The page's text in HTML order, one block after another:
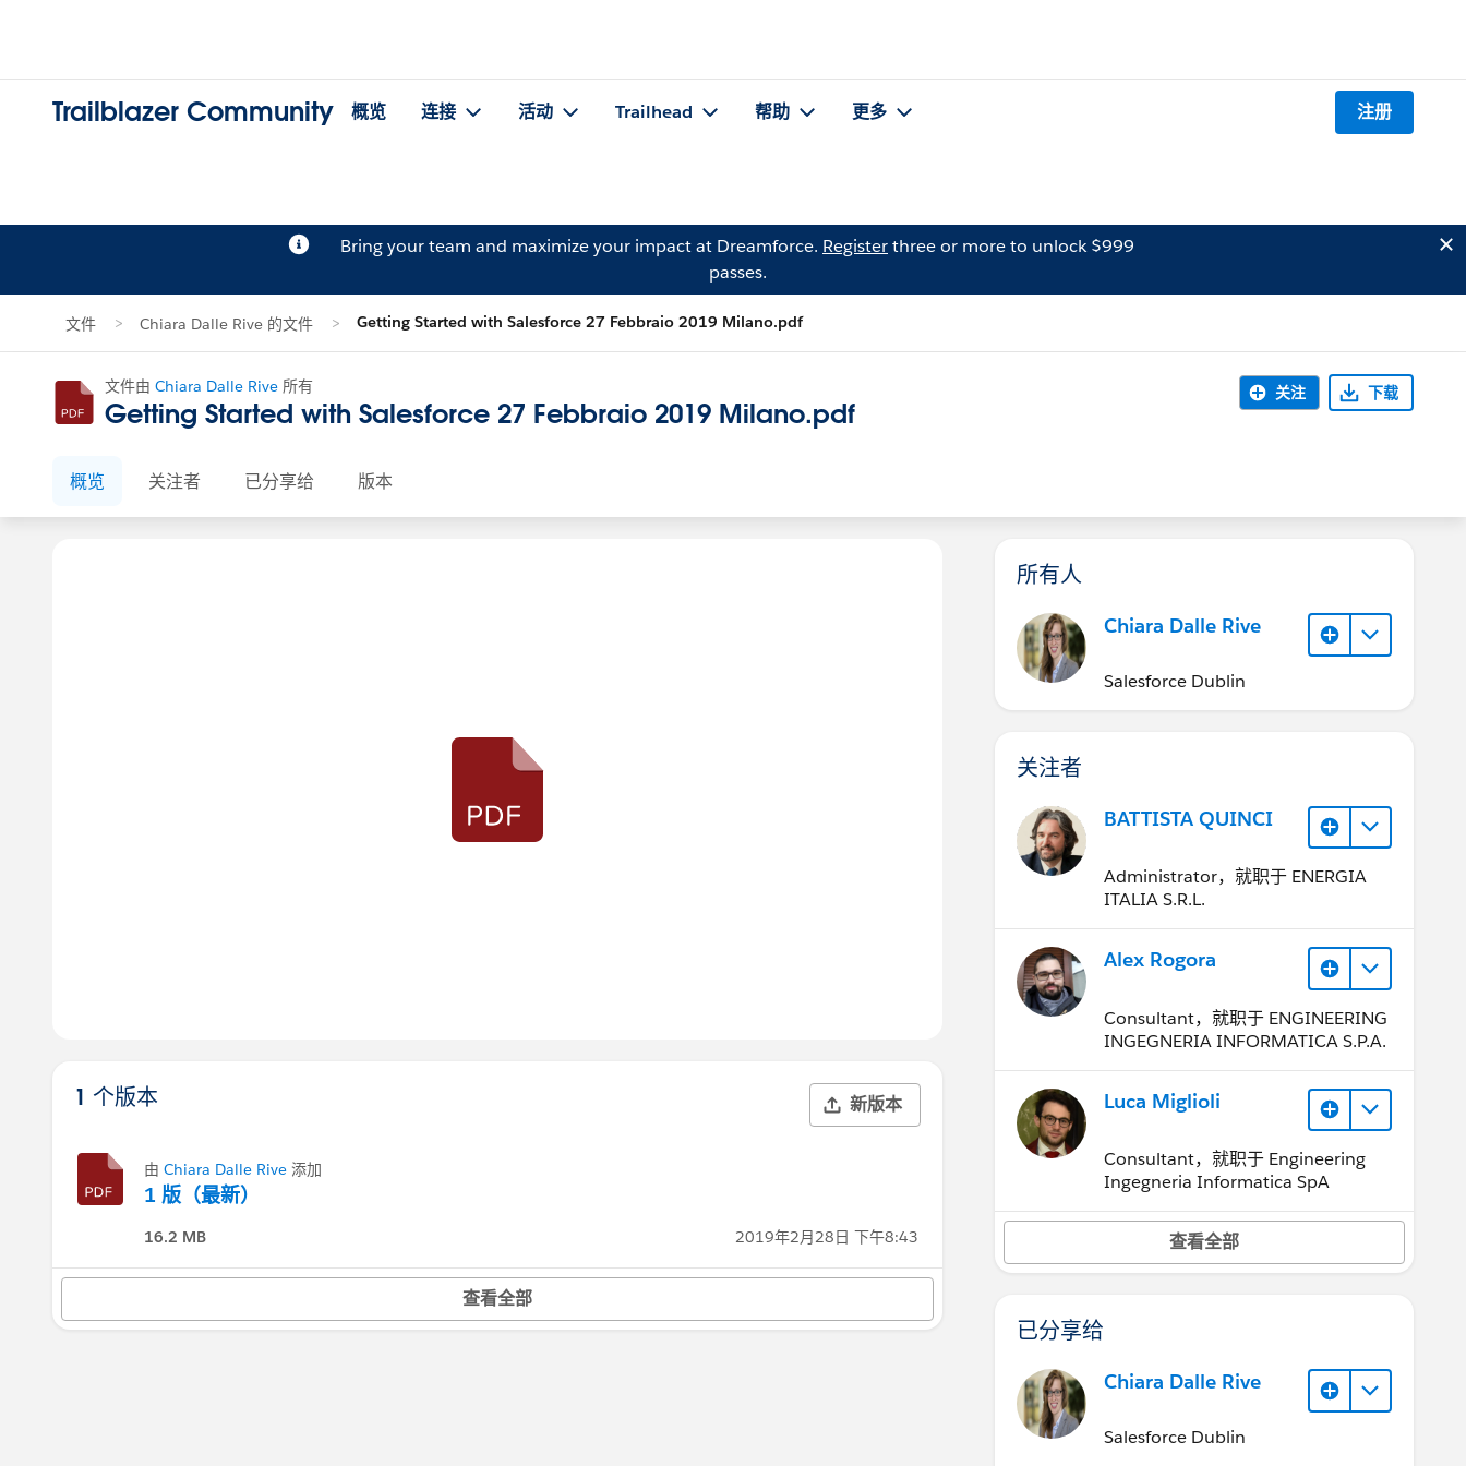
Trailblazer Community 概览 连接 活动 Trailhead 帮助 更多 注册
Bring your team and maximize your impact at Dreamforce. Registerthree or more to unlock $999
passes.
文件 Chiara Dalle Rive 的文件 Getting Started with Salesforce 27 Febbraio 2019 Milano.pdf
文件由 Chiara Dalle Rive 所有
Getting Started with Salesforce 27 Febbraio 2019 Milano.pdf
关注 下载
概览 关注者 已分享给 版本
1 个版本 新版本
由 Chiara Dalle Rive 添加
1 版（最新）
16.2 MB 2019年2月28日 下午8:43
查看全部
所有人
Chiara Dalle Rive
Salesforce Dublin
关注者
BATTISTA QUINCI
Administrator，就职于 ENERGIA
ITALIA S.R.L.
Alex Rogora
Consultant，就职于 ENGINEERING
INGEGNERIA INFORMATICA S.P.A.
Luca Miglioli
Consultant，就职于 Engineering
Ingegneria Informatica SpA
查看全部
已分享给
Chiara Dalle Rive
Salesforce Dublin